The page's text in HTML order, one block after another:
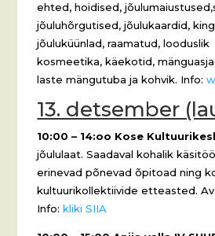
ehted, hoidised,
jõuluhõrgutised, jõulukaardid,
jõuluküünlad, raamatud, looduslik
kosmeetika, käekotid,
laste mängutuba ja kohvik. Info:
13. detsember
10:00 – 14:oo Kose
jõululaat. Saadaval kohalik
erinevad põnevad õpitoad ning
kultuurikollektiivide etteasted.
Info:kliki SIIA